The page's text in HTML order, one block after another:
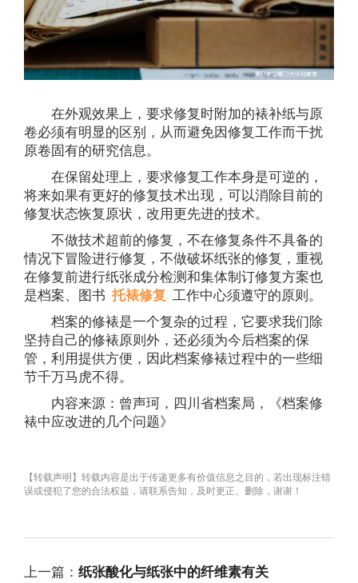
在外观效果上，要求修复时附加的裱补纸与原
卷必须有明显的区别，从而避免因修复工作而干扰
原卷固有的研究信息。
在保留处理上，要求修复工作本身是可逆的，
将来如果有更好的修复技术出现，可以消除目前的
修复状态恢复原状，改用更先进的技术。
不做技术超前的修复，不在修复条件不具备的
情况下冒险进行修复，不做破坏纸张的修复，重视
在修复前进行纸张成分检测和集体制订修复方案也
是档案、图书 托裱修复 工作中心须遵守的原则。
档案的修裱是一个复杂的过程，它要求我们除
坚持自己的修裱原则外，还必须为今后档案的保
管，利用提供方便，因此档案修裱过程中的一些细
节千万马虎不得。
内容来源：曾声珂，四川省档案局，《档案修
裱中应改进的几个问题》
【转载声明】转载内容是出于传递更多有价值信息之目的，若出现标注错
误或侵犯了您的合法权益，请联系告知，及时更正、删除，谢谢！
上一篇： 纸张酸化与纸张中的纤维素有关